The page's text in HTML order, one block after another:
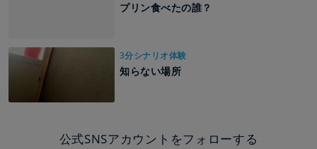
プリン食べたの誰？
3分シナリオ体験
知らない場所
公式SNSアカウントをフォローする